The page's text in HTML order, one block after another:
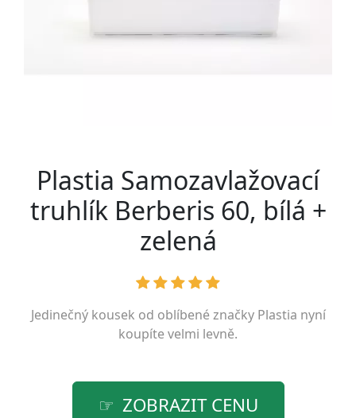
Plastia Samozavlažovací
truhlík Berberis 60, bílá +
zelená
Jedinečný kousek od oblíbené značky Plastia nyní
koupíte velmi levně.
ZOBRAZIT CENU